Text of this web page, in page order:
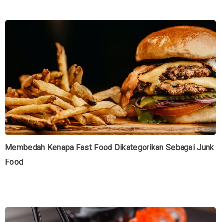
Membedah Kenapa Fast Food Dikategorikan Sebagai Junk
Food